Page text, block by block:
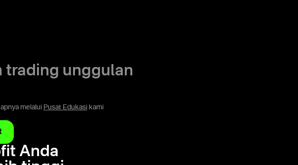
trading unggulan
melalui Pusat Edukasi kami
Anda